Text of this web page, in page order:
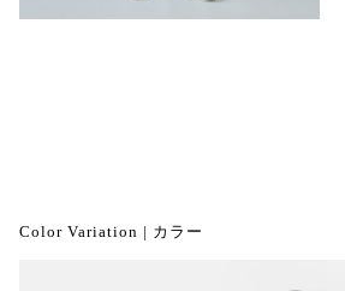
Color Variation | カラー